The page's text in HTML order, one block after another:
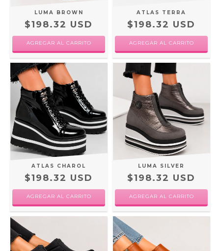
LUMA BROWN
$198.32 USD
AGREGAR AL CARRITO
ATLAS TERRA
$198.32 USD
AGREGAR AL CARRITO
ATLAS CHAROL
$198.32 USD
AGREGAR AL CARRITO
LUMA SILVER
$198.32 USD
AGREGAR AL CARRITO